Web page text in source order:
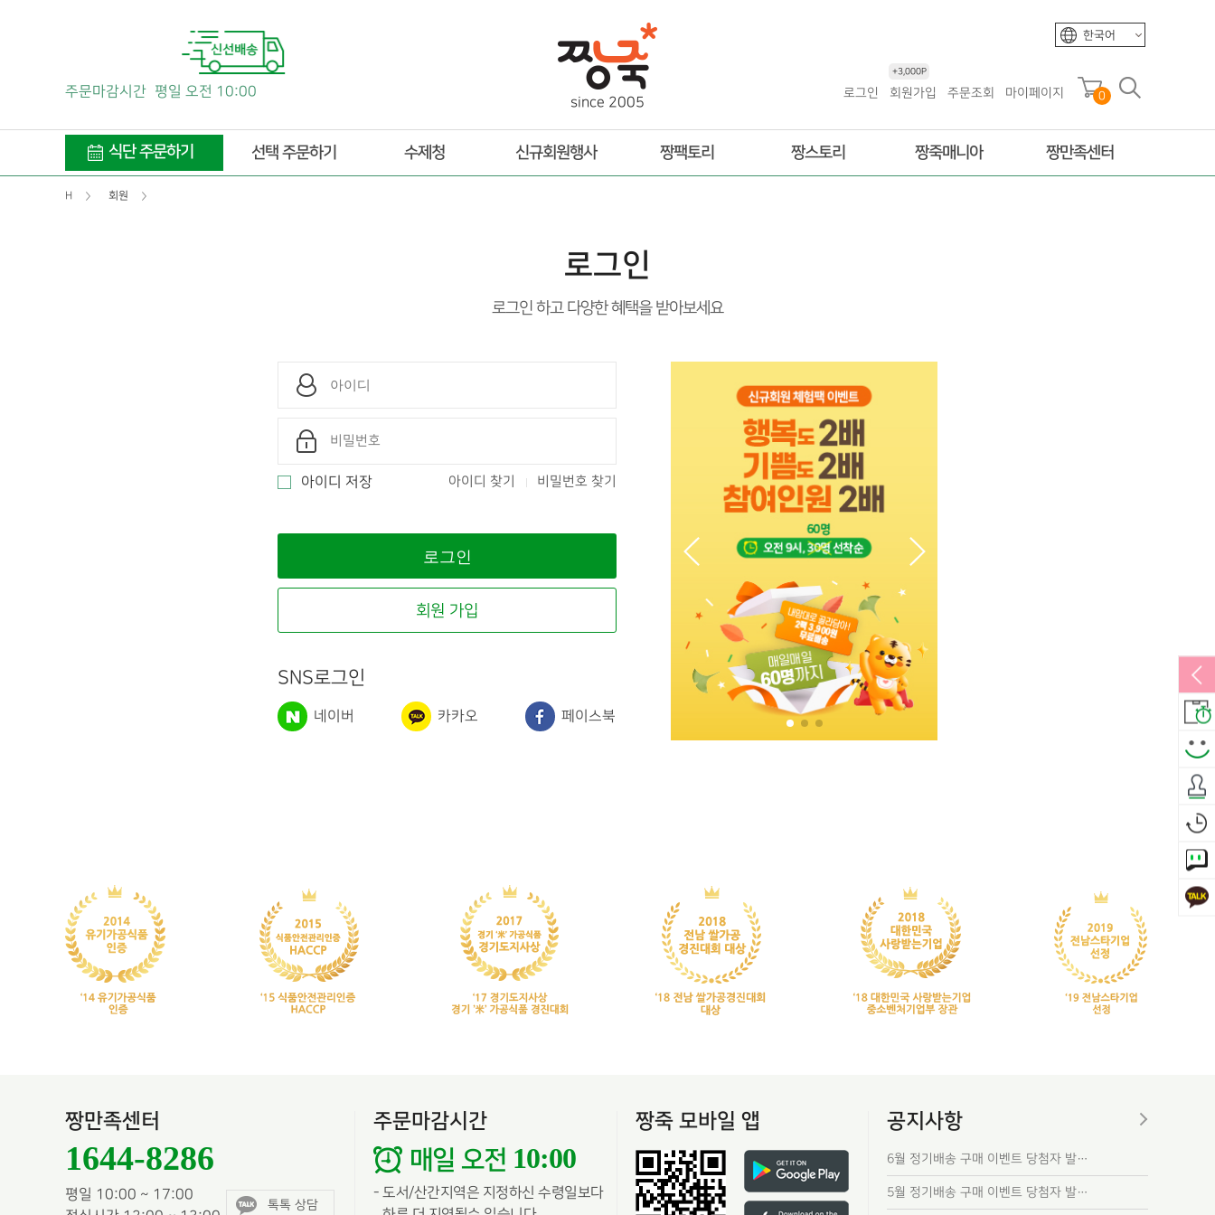
한국어
주문마감시간 평일 오전 10:00
since 2005
로그인 회원가입
+3,000P
주문조회 마이페이지 0
식단 주문하기 선택 주문하기 수제청 신규회원행사 짱팩토리 짱스토리 짱죽매니아 짱만족센터
H 회원
로그인
로그인 하고 다양한 혜택을 받아보세요
아이디 저장 아이디 찾기 비밀번호 찾기
회원 가입
SNS로그인
네이버 카카오 페이스북
짱만족센터
1644-8286
평일 10:00 ~ 17:00
톡톡 상담
주문마감시간
매일 오전 10:00
- 도서/산간지역은 지정하신 수령일보다
짱죽 모바일 앱 공지사항
6월 정기배송 구매 이벤트 당첨자 발…
5월 정기배송 구매 이벤트 당첨자 발…